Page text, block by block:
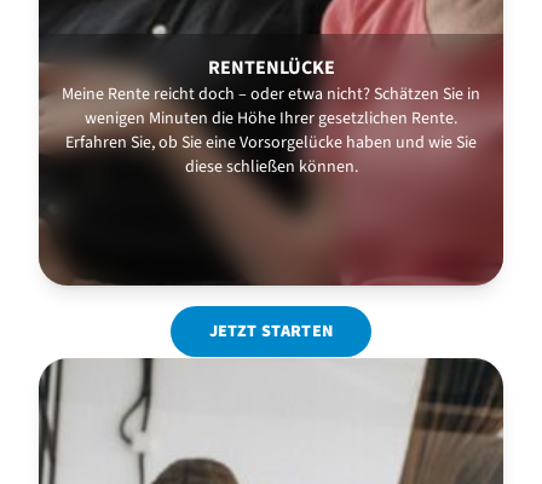
RENTENLÜCKE
Meine Rente reicht doch – oder etwa nicht? Schätzen Sie in
wenigen Minuten die Höhe Ihrer gesetzlichen Rente.
Erfahren Sie, ob Sie eine Vorsorgelücke haben und wie Sie
diese schließen können.
JETZT STARTEN